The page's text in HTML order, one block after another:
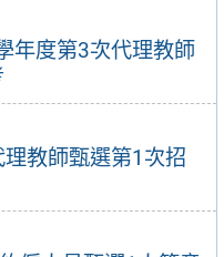
年度第3次代理教師
教師甄選第1次招